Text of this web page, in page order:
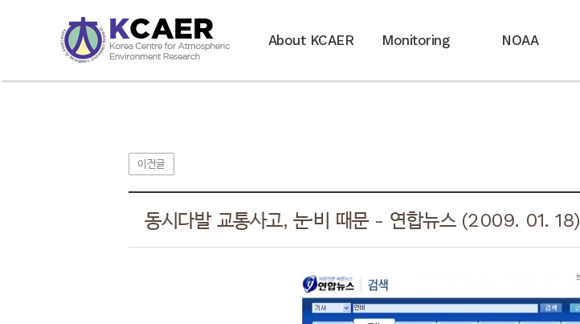
About KCAER Monitoring NOAA
이전글
동시다발 교통사고, 눈·비 때문 - 연합뉴스 (2009. 01. 18)